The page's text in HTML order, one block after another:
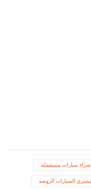
شراء سيارات مستعملة
نشتري السيارات الروضة